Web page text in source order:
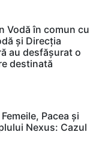
Vodă în comun cu
și Direcția
au desfășurat o
destinată
Pacea și
Nexus: Cazul